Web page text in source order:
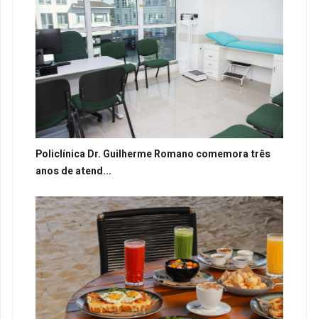
Policlínica Dr. Guilherme Romano comemora três
anos de atend...